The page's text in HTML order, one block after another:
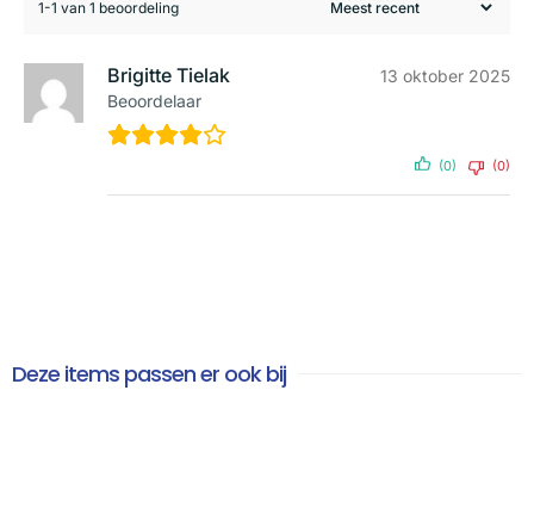
1-1 van 1 beoordeling
Brigitte Tielak
Beoordelaar
13 oktober 2025
(0) (0)
Deze items passen er ook bij